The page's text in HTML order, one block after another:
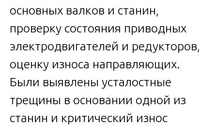
основных валков и станин,
проверку состояния приводных
электродвигателей и редукторов,
оценку износа направляющих.
Были выявлены усталостные
трещины в основании одной из
станин и критический износ